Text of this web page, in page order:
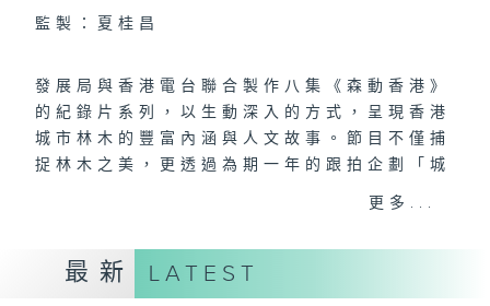
監製：夏桂昌
發展局與香港電台聯合製作八集《森動香港》
的紀錄片系列，以生動深入的方式，呈現香港
城市林木的豐富內涵與人文故事。節目不僅捕
捉林木之美，更透過為期一年的跟拍企劃「城
中木」，記錄本地植物隨四季流轉的蛻變過程
種植、樹木管理、藍綠建設、古樹保育，到樹
木生命週期、專才培育及公眾參與，並邀請城
更多...
最新 LATEST